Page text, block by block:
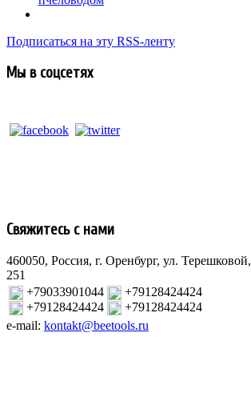
Подписаться на эту RSS-ленту
Мы в соцсетях
Свяжитесь с нами
460050, Россия, г. Оренбург, ул. Терешковой,
251
+79033901044
+79128424424
+79128424424
+79128424424
e-mail: kontakt@beetools.ru